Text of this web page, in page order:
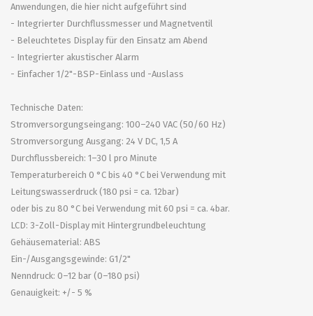
Anwendungen, die hier nicht aufgeführt sind
- Integrierter Durchflussmesser und Magnetventil
- Beleuchtetes Display für den Einsatz am Abend
- Integrierter akustischer Alarm
- Einfacher 1/2"-BSP-Einlass und -Auslass
Technische Daten:
Stromversorgungseingang: 100–240 VAC (50/60 Hz)
Stromversorgung Ausgang: 24 V DC, 1,5 A
Durchflussbereich: 1–30 l pro Minute
Temperaturbereich 0 °C bis 40 °C bei Verwendung mit
Leitungswasserdruck (180 psi = ca. 12bar)
oder bis zu 80 °C bei Verwendung mit 60 psi = ca. 4bar.
LCD: 3-Zoll-Display mit Hintergrundbeleuchtung
Gehäusematerial: ABS
Ein-/Ausgangsgewinde: G1/2"
Nenndruck: 0–12 bar (0–180 psi)
Genauigkeit: +/- 5 %